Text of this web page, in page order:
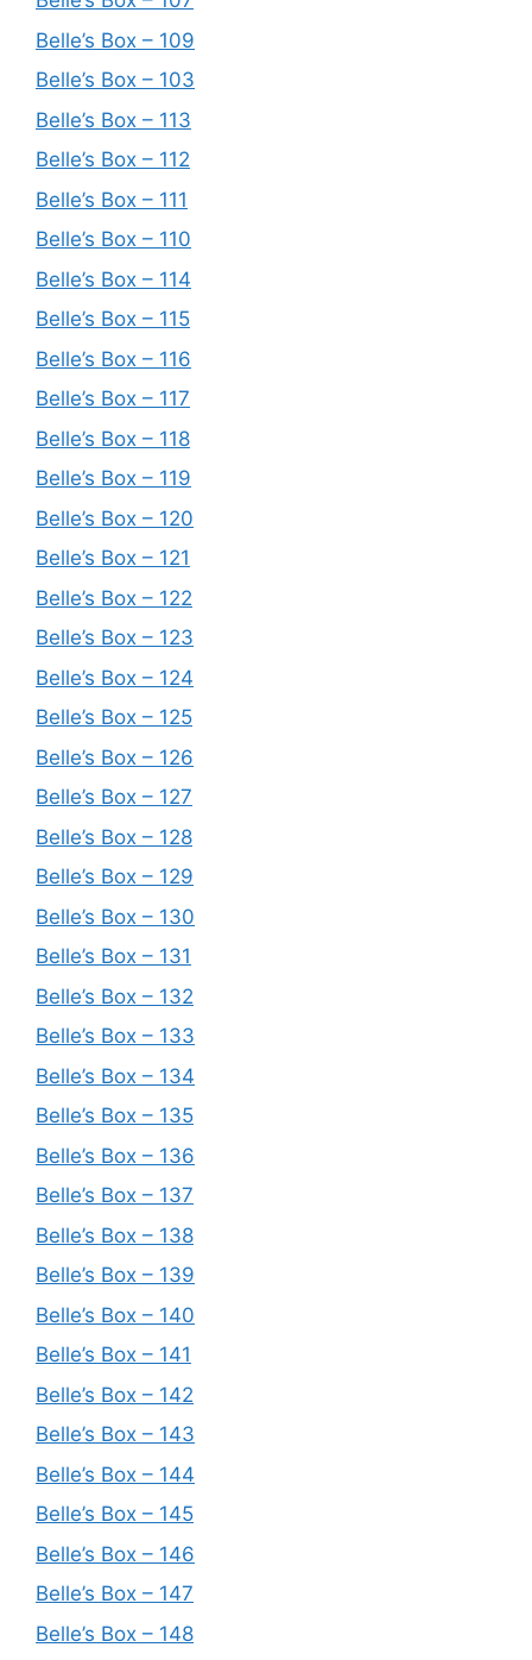
Belle’s Box – 109
Belle’s Box – 103
Belle’s Box – 113
Belle’s Box – 112
Belle’s Box – 111
Belle’s Box – 110
Belle’s Box – 114
Belle’s Box – 115
Belle’s Box – 116
Belle’s Box – 117
Belle’s Box – 118
Belle’s Box – 119
Belle’s Box – 120
Belle’s Box – 121
Belle’s Box – 122
Belle’s Box – 123
Belle’s Box – 124
Belle’s Box – 125
Belle’s Box – 126
Belle’s Box – 127
Belle’s Box – 128
Belle’s Box – 129
Belle’s Box – 130
Belle’s Box – 131
Belle’s Box – 132
Belle’s Box – 133
Belle’s Box – 134
Belle’s Box – 135
Belle’s Box – 136
Belle’s Box – 137
Belle’s Box – 138
Belle’s Box – 139
Belle’s Box – 140
Belle’s Box – 141
Belle’s Box – 142
Belle’s Box – 143
Belle’s Box – 144
Belle’s Box – 145
Belle’s Box – 146
Belle’s Box – 147
Belle’s Box – 148